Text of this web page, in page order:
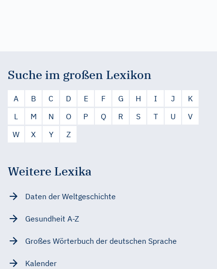
Suche im großen Lexikon
A B C D E F G H I J
K
L
M N O P Q R S T U
V
W
X Y Z
Weitere Lexika
Daten der Weltgeschichte
Gesundheit A-Z
Großes Wörterbuch der deutschen Sprache
Kalender